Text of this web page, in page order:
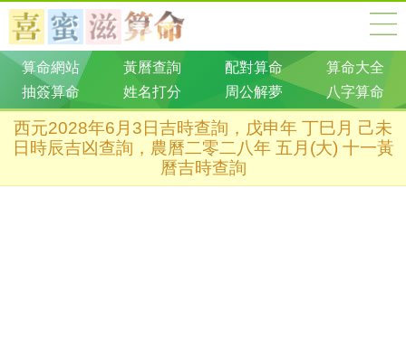
算命網站 黃曆查詢 配對算命
算命大全
抽簽算命
姓名打分 周公解夢 八字算命
西元2028年6月3日吉時查詢，戊申年 丁巳月 己未
日時辰吉凶查詢，農曆二零二八年 五月(大) 十一黃
曆吉時查詢